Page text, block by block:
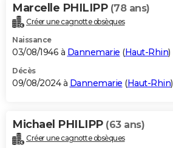
Marcelle PHILIPP (78 ans)
Créer une cagnotte obsèques
Naissance
03/08/1946 à Dannemarie (Haut-Rhin)
Décès
09/08/2024 à Dannemarie (Haut-Rhin)
Michael PHILIPP (63 ans)
Créer une cagnotte obsèques